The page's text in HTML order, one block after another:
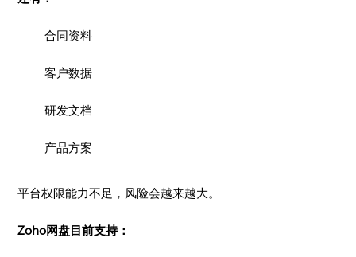
合同资料
客户数据
研发文档
产品方案
平台权限能力不足，风险会越来越大。
Zoho网盘目前支持：